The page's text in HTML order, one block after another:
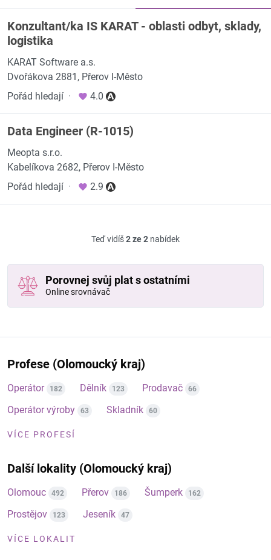
Konzultant/ka IS KARAT - oblasti odbyt, sklady,
logistika
KARAT Software a.s.
Dvořákova 2881, Přerov I-Město
Pořád hledají · 4.0
Data Engineer (R-1015)
Meopta s.r.o.
Kabelíkova 2682, Přerov I-Město
Pořád hledají · 2.9
Teď vidíš2 ze 2 nabídek
Porovnej svůj plat s ostatními
Online srovnávač
Profese (Olomoucký kraj)
Operátor 182 Dělník 123 Prodavač 66
Operátor výroby 63 Skladník 60
VÍCE PROFESÍ
Další lokality (Olomoucký kraj)
Olomouc 492 Přerov 186 Šumperk 162
Prostějov 123 Jeseník 47
VÍCE LOKALIT